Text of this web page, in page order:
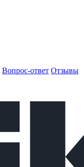
Вопрос-ответ Отзывы